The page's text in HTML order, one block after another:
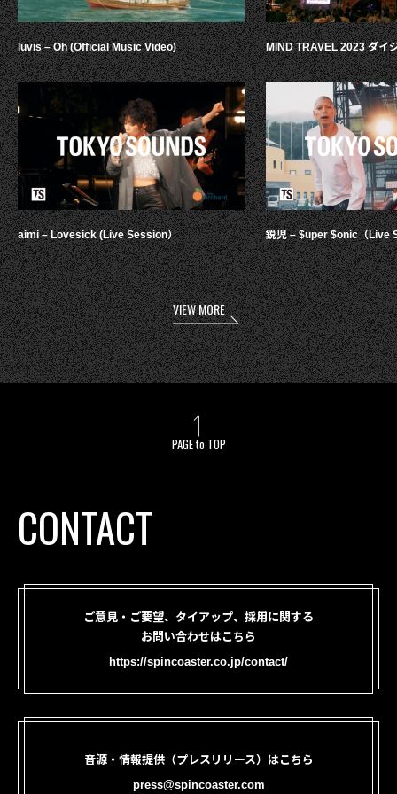
luvis – Oh (Official Music Video)
aimi – Lovesick (Live Session）
MIND TRAVEL 2023 ダイ
鋭児 – $uper $onic（Live
VIEW MORE
PAGE to TOP
CONTACT
ご意見・ご要望、タイアップ、採用に関する
お問い合わせはこちら
https://spincoaster.co.jp/contact/
音源・情報提供（プレスリリース）はこちら
press@spincoaster.com